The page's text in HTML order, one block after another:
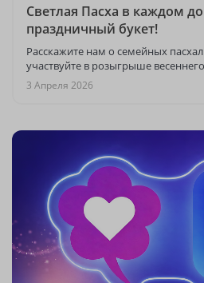
Светлая Пасха в каждом
праздничный букет!
Расскажите нам о семейных
участвуйте в розыгрыше
3 Апреля 2026